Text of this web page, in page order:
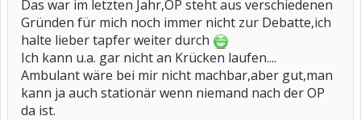
Das war im letzten Jahr,OP steht aus verschiedenen
Gründen für mich noch immer nicht zur Debatte,ich
halte lieber tapfer weiter durch
Ich kann u.a. gar nicht an Krücken laufen....
Ambulant wäre bei mir nicht machbar,aber gut,man
kann ja auch stationär wenn niemand nach der OP
da ist.